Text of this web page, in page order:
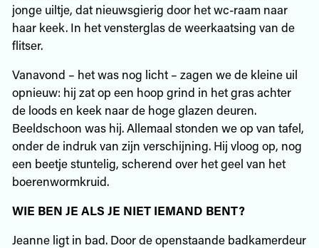
jonge uiltje, dat nieuwsgierig door het wc-raam naar
haar keek. In het vensterglas de weerkaatsing van de
flitser.
Vanavond – het was nog licht – zagen we de kleine uil
opnieuw: hij zat op een hoop grind in het gras achter
de loods en keek naar de hoge glazen deuren.
Beeldschoon was hij. Allemaal stonden we op van tafel,
onder de indruk van zijn verschijning. Hij vloog op, nog
een beetje stuntelig, scherend over het geel van het
boerenwormkruid.
WIE BEN JE ALS JE NIET IEMAND BENT?
Jeanne ligt in bad. Door de openstaande badkamerdeur